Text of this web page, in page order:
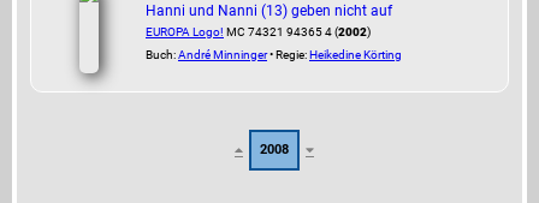
Hanni und Nanni (13) geben nicht auf
EUROPA Logo! MC 74321 94365 4 (2002)
Buch:André Minninger• Regie:Heikedine Körting
2008